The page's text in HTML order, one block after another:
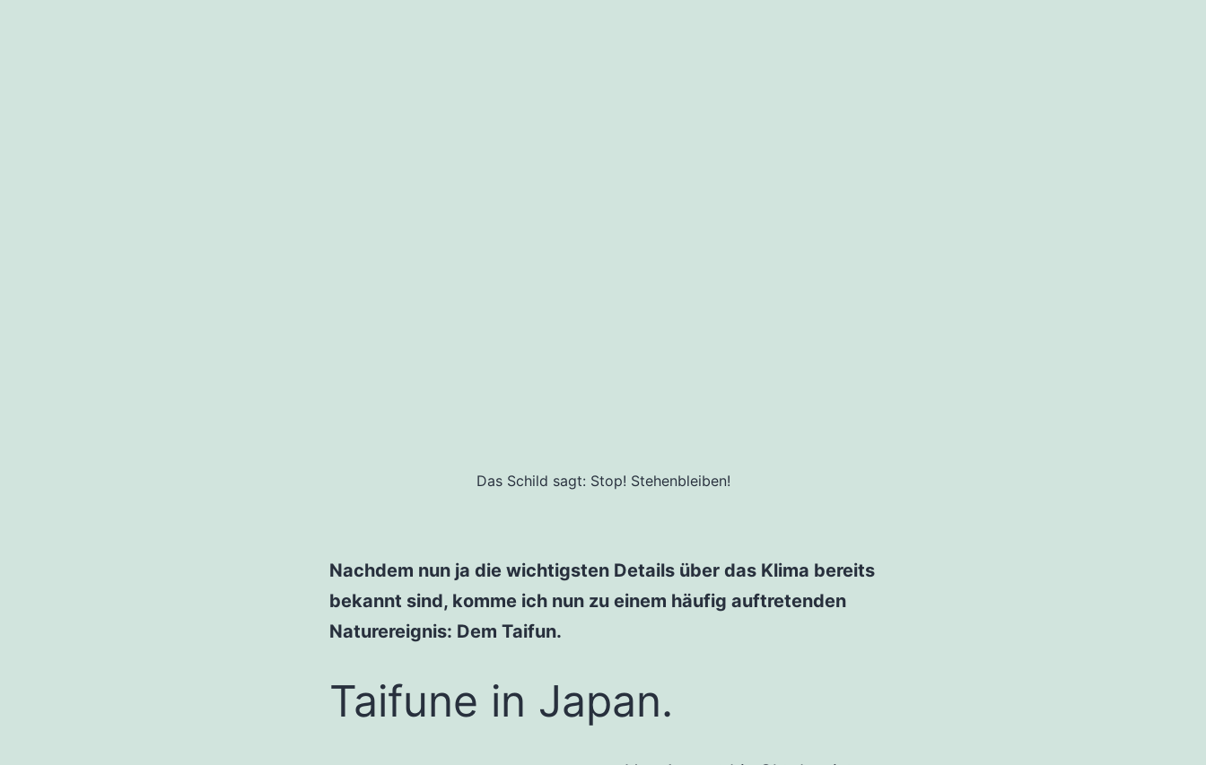
Das Schild sagt: Stop! Stehenbleiben!
Nachdem nun ja die wichtigsten Details über das Klima bereits
bekannt sind, komme ich nun zu einem häufig auftretenden
Naturereignis: Dem Taifun.
Taifune in Japan.